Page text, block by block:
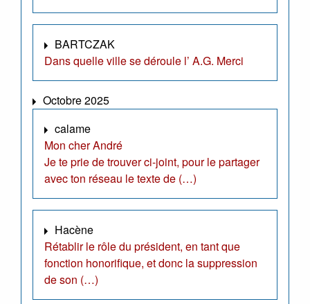
BARTCZAK
Dans quelle ville se déroule l’ A.G. Merci
Octobre 2025
calame
Mon cher André
Je te prie de trouver ci-joint, pour le partager
avec ton réseau le texte de (…)
Hacène
Rétablir le rôle du président, en tant que
fonction honorifique, et donc la suppression
de son (…)